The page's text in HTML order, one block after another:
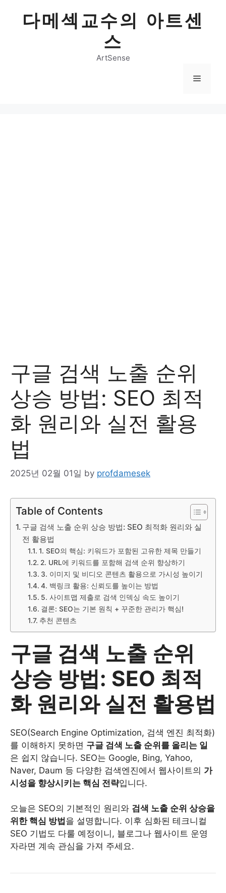
다메섹교수의 아트센
스
ArtSense
Menu
구글 검색 노출 순위
상승 방법: SEO 최적
화 원리와 실전 활용
법
2025년 02월 01일 by profdamesek
Table of Contents
구글 검색 노출 순위 상승 방법: SEO 최적화 원리와 실
전 활용법
1. SEO의 핵심: 키워드가 포함된 고유한 제목 만들기
2. URL에 키워드를 포함해 검색 순위 향상하기
3. 이미지 및 비디오 콘텐츠 활용으로 가시성 높이기
4. 백링크 활용: 신뢰도를 높이는 방법
5. 사이트맵 제출로 검색 인덱싱 속도 높이기
결론: SEO는 기본 원칙 + 꾸준한 관리가 핵심!
추천 콘텐츠
구글 검색 노출 순위
상승 방법: SEO 최적
화 원리와 실전 활용법
SEO(Search Engine Optimization, 검색 엔진 최적화)
를 이해하지 못하면 구글 검색 노출 순위를 올리는 일
은 쉽지 않습니다. SEO는 Google, Bing, Yahoo,
Naver, Daum 등 다양한 검색엔진에서 웹사이트의 가
시성을 향상시키는 핵심 전략입니다.
오늘은 SEO의 기본적인 원리와 검색 노출 순위 상승을
위한 핵심 방법 을 설명합니다. 이후 심화된 테크니컬
SEO 기법도 다룰 예정이니, 블로그나 웹사이트 운영
자라면 계속 관심을 가져 주세요.